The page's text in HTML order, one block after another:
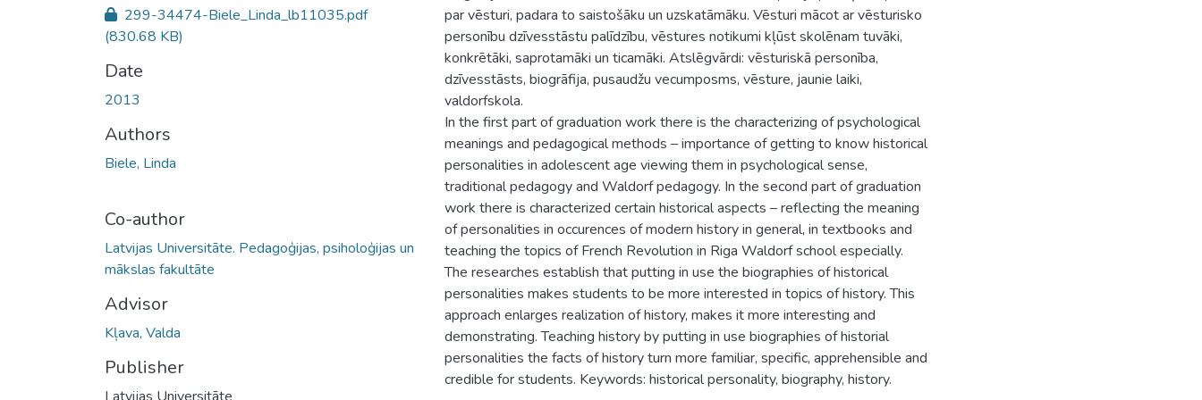
299-34474-Biele_Linda_lb11035.pdf
(830.68 KB)
Date
2013
Authors
Biele, Linda
Co-author
Latvijas Universitāte. Pedagoģijas, psiholoģijas un
mākslas fakultāte
Advisor
Kļava, Valda
Publisher
par vēsturi, padara to saistošāku un uzskatāmāku. Vēsturi mācot ar vēsturisko
personību dzīvesstāstu palīdzību, vēstures notikumi kļūst skolēnam tuvāki,
konkrētāki, saprotamāki un ticamāki. Atslēgvārdi: vēsturiskā personība,
dzīvesstāsts, biogrāfija, pusaudžu vecumposms, vēsture, jaunie laiki,
valdorfskola.
In the first part of graduation work there is the characterizing of psychological
meanings and pedagogical methods – importance of getting to know historical
personalities in adolescent age viewing them in psychological sense,
traditional pedagogy and Waldorf pedagogy. In the second part of graduation
work there is characterized certain historical aspects – reflecting the meaning
of personalities in occurences of modern history in general, in textbooks and
teaching the topics of French Revolution in Riga Waldorf school especially.
The researches establish that putting in use the biographies of historical
personalities makes students to be more interested in topics of history. This
approach enlarges realization of history, makes it more interesting and
demonstrating. Teaching history by putting in use biographies of historial
personalities the facts of history turn more familiar, specific, apprehensible and
credible for students. Keywords: historical personality, biography, history.